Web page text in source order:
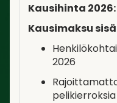
Kausihinta 2026:
Kausimaksu
2026